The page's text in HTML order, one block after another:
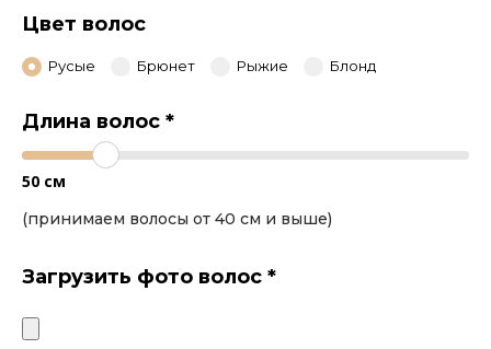
Цвет волос
Русые Брюнет Рыжие Блонд
Длина волос *
50 см
(принимаем волосы от 40 см и выше)
Загрузить фото волос *